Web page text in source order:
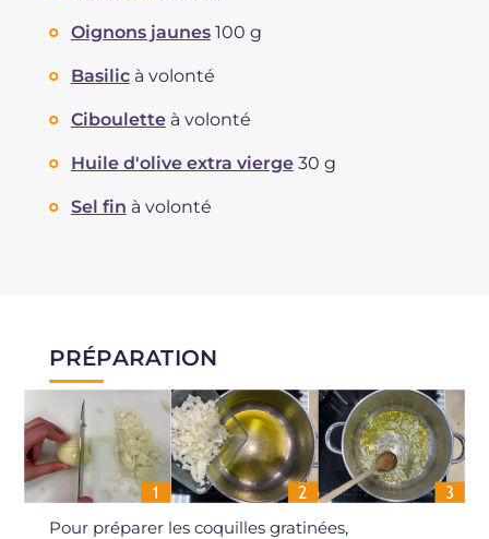
Oignons jaunes 100 g
Basilic à volonté
Ciboulette à volonté
Huile d'olive extra vierge 30 g
Sel fin à volonté
PRÉPARATION
Pour préparer les coquilles gratinées,